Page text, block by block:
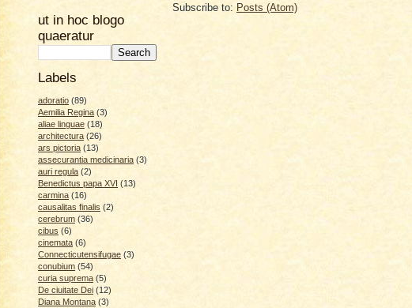
ut in hoc blogo
quaeratur
Labels
adoratio (89)
Aemilia Regina (3)
aliae linguae (18)
architectura (26)
ars pictoria (13)
assecurantia medicinaria (3)
auri regula (2)
Benedictus papa XVI (13)
carmina (16)
causalitas finalis (2)
cerebrum (36)
cibus (6)
cinemata (6)
Connecticutensifugae (3)
conubium (54)
curia suprema (5)
De ciuitate Dei (12)
Diana Montana (3)
Subscribe to: Posts (Atom)